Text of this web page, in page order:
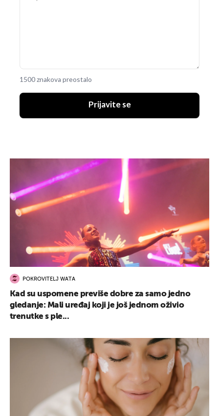
1500 znakova preostalo
Prijavite se
POKROVITELJ WATA
Kad su uspomene previše dobre za samo jedno
gledanje: Mali uređaj koji je još jednom oživio
trenutke s ple...